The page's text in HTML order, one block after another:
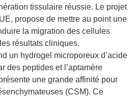
tissulaire réussie. Le projet
propose de mettre au point une
la migration des cellules
résultats cliniques.
un hydrogel microporeux d’acide
des peptides et l’aptamère
une grande affinité pour
(CSM). Ce